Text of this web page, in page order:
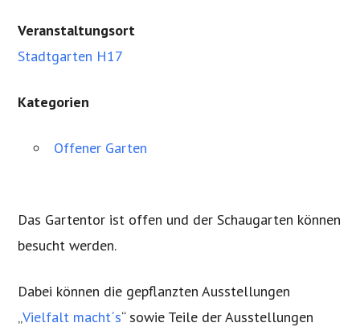
Veranstaltungsort
Stadtgarten H17
Kategorien
Offener Garten
Das Gartentor ist offen und der Schaugarten können
besucht werden.
Dabei können die gepflanzten Ausstellungen
„Vielfalt macht´s“ sowie Teile der Ausstellungen